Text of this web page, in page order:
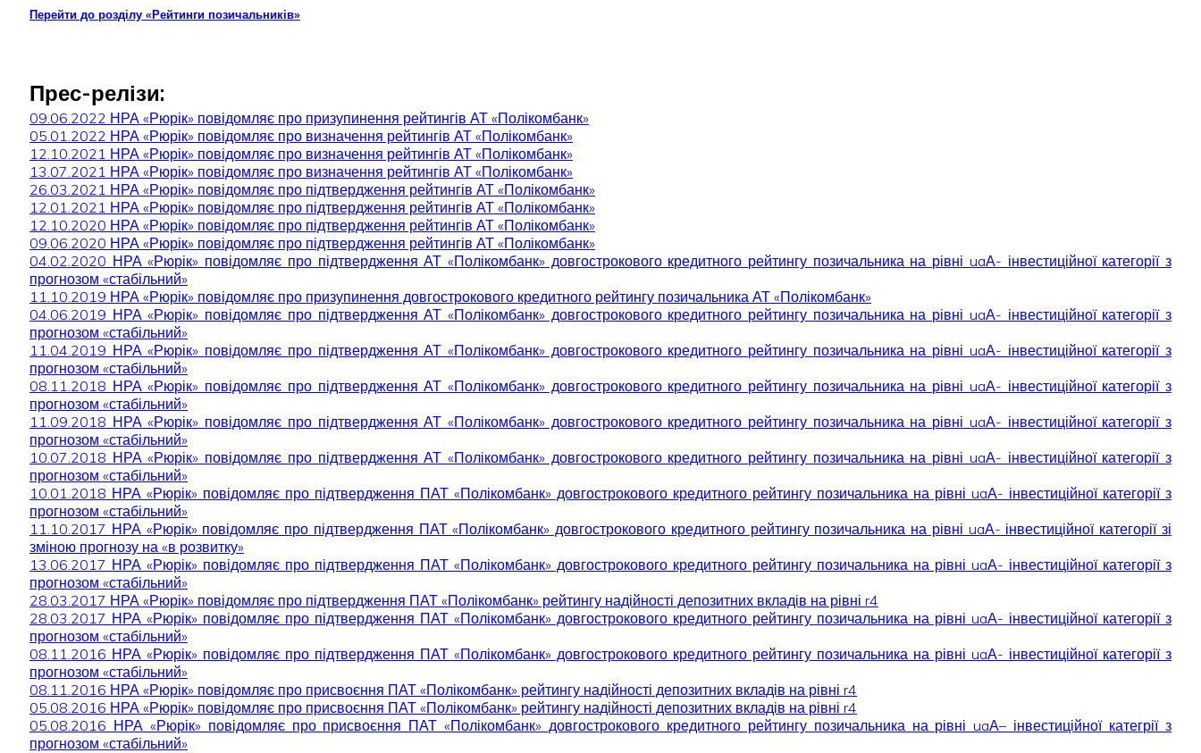
Перейти до розділу «Рейтинги позичальників»
Прес-релізи:
09.06.2022 НРА «Рюрік» повідомляє про призупинення рейтингів АТ «Полікомбанк»
05.01.2022 НРА «Рюрік» повідомляє про визначення рейтингів АТ «Полікомбанк»
12.10.2021 НРА «Рюрік» повідомляє про визначення рейтингів АТ «Полікомбанк»
13.07.2021 НРА «Рюрік» повідомляє про визначення рейтингів АТ «Полікомбанк»
26.03.2021 НРА «Рюрік» повідомляє про підтвердження рейтингів АТ «Полікомбанк»
12.01.2021 НРА «Рюрік» повідомляє про підтвердження рейтингів АТ «Полікомбанк»
12.10.2020 НРА «Рюрік» повідомляє про підтвердження рейтингів АТ «Полікомбанк»
09.06.2020 НРА «Рюрік» повідомляє про підтвердження рейтингів АТ «Полікомбанк»
04.02.2020 НРА «Рюрік» повідомляє про підтвердження АТ «Полікомбанк» довгострокового кредитного рейтингу позичальника на рівні uaА- інвестиційної категорії з
прогнозом «стабільний»
11.10.2019 НРА «Рюрік» повідомляє про призупинення довгострокового кредитного рейтингу позичальника АТ «Полікомбанк»
04.06.2019 НРА «Рюрік» повідомляє про підтвердження АТ «Полікомбанк» довгострокового кредитного рейтингу позичальника на рівні uaА- інвестиційної категорії з
прогнозом «стабільний»
11.04.2019 НРА «Рюрік» повідомляє про підтвердження АТ «Полікомбанк» довгострокового кредитного рейтингу позичальника на рівні uaА- інвестиційної категорії з
прогнозом «стабільний»
08.11.2018 НРА «Рюрік» повідомляє про підтвердження АТ «Полікомбанк» довгострокового кредитного рейтингу позичальника на рівні uaА- інвестиційної категорії з
прогнозом «стабільний»
11.09.2018 НРА «Рюрік» повідомляє про підтвердження АТ «Полікомбанк» довгострокового кредитного рейтингу позичальника на рівні uaА- інвестиційної категорії з
прогнозом «стабільний»
10.07.2018 НРА «Рюрік» повідомляє про підтвердження АТ «Полікомбанк» довгострокового кредитного рейтингу позичальника на рівні uaА- інвестиційної категорії з
прогнозом «стабільний»
10.01.2018 НРА «Рюрік» повідомляє про підтвердження ПАТ «Полікомбанк» довгострокового кредитного рейтингу позичальника на рівні uaА- інвестиційної категорії з
прогнозом «стабільний»
11.10.2017 НРА «Рюрік» повідомляє про підтвердження ПАТ «Полікомбанк» довгострокового кредитного рейтингу позичальника на рівні uaА- інвестиційної категорії зі
зміною прогнозу на «в розвитку»
13.06.2017 НРА «Рюрік» повідомляє про підтвердження ПАТ «Полікомбанк» довгострокового кредитного рейтингу позичальника на рівні uaА- інвестиційної категорії з
прогнозом «стабільний»
28.03.2017 НРА «Рюрік» повідомляє про підтвердження ПАТ «Полікомбанк» рейтингу надійності депозитних вкладів на рівні r4
28.03.2017 НРА «Рюрік» повідомляє про підтвердження ПАТ «Полікомбанк» довгострокового кредитного рейтингу позичальника на рівні uaА- інвестиційної категорії з
прогнозом «стабільний»
08.11.2016 НРА «Рюрік» повідомляє про підтвердження ПАТ «Полікомбанк» довгострокового кредитного рейтингу позичальника на рівні uaА- інвестиційної категорії з
прогнозом «стабільний»
08.11.2016 НРА «Рюрік» повідомляє про присвоєння ПАТ «Полікомбанк» рейтингу надійності депозитних вкладів на рівні r4
05.08.2016 НРА «Рюрік» повідомляє про присвоєння ПАТ «Полікомбанк» рейтингу надійності депозитних вкладів на рівні r4
05.08.2016 НРА «Рюрік» повідомляє про присвоєння ПАТ «Полікомбанк» довгострокового кредитного рейтингу позичальника на рівні uaА– інвестиційної категрії з
прогнозом «стабільний»